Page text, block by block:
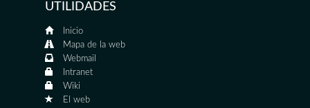
UTILIDADES
Inicio
Mapa de la web
Webmail
Intranet
Wiki
El web